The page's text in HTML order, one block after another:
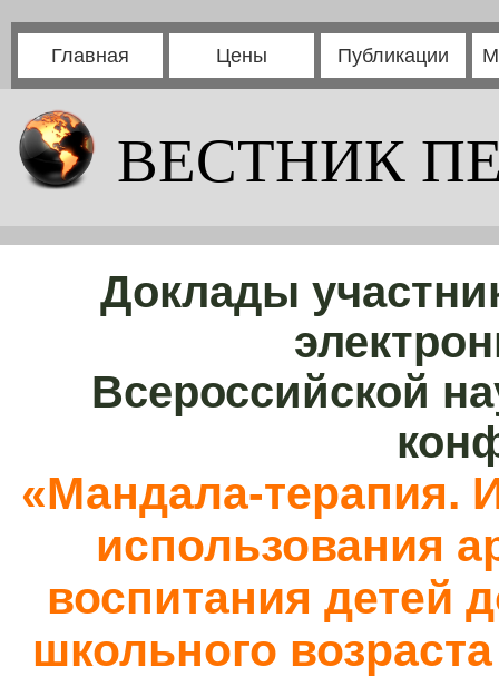
Главная Цены Публикации
ВЕСТНИК
Доклады
Всероссийской
«Мандала-терапия.
использования
воспитания детей
школьного